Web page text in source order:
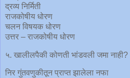
द्रव्य निर्मिती
राजकोषीय धोरण
चलन विषयक धोरण
उत्तर – राजकोषीय धोरण
५. खालीलपैकी कोणती भांडवली जमा नाही?
निर गुंतवणुकीतून प्राप्त झालेला नफा